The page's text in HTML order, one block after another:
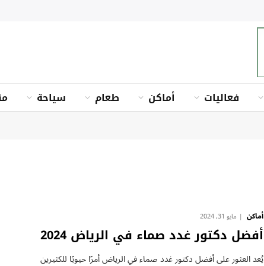
فعاليات أماكن طعام سياحة
أماكن مايو 31, 2024
أفضل دكتور غدد صماء في الرياض 2024
يُعد العثور على أفضل دكتور غدد صماء في الرياض أمرًا حيويًا للكثيرين